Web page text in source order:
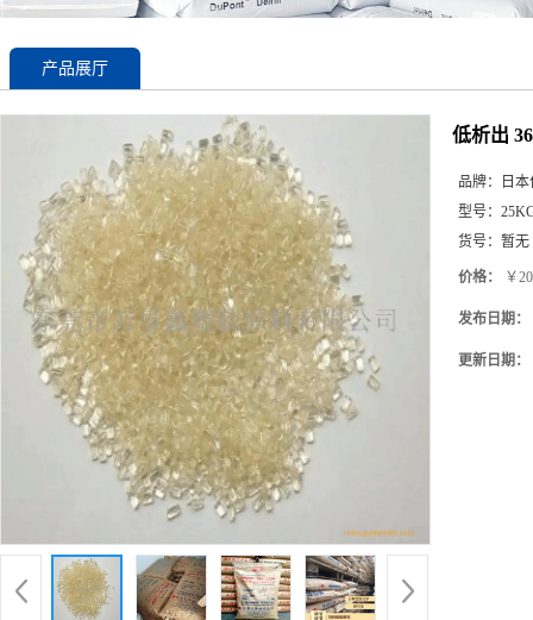
产品展厅
低析出
品牌：
日
型号：
货号： 暂无
价格： ￥
发布日期：
更新日期：